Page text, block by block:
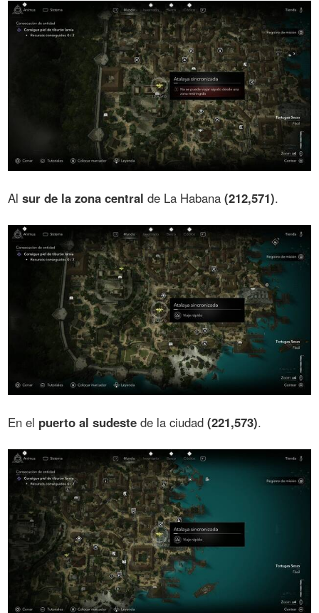
Alsur de la zona central de La Habana(212,571).
En el puerto al sudeste de la ciudad(221,573).